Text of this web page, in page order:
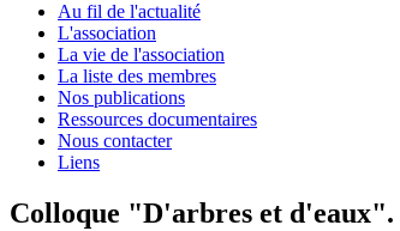
Au fil de l'actualité
L'association
La vie de l'association
La liste des membres
Nos publications
Ressources documentaires
Nous contacter
Liens
Colloque "D'arbres et d'eaux".